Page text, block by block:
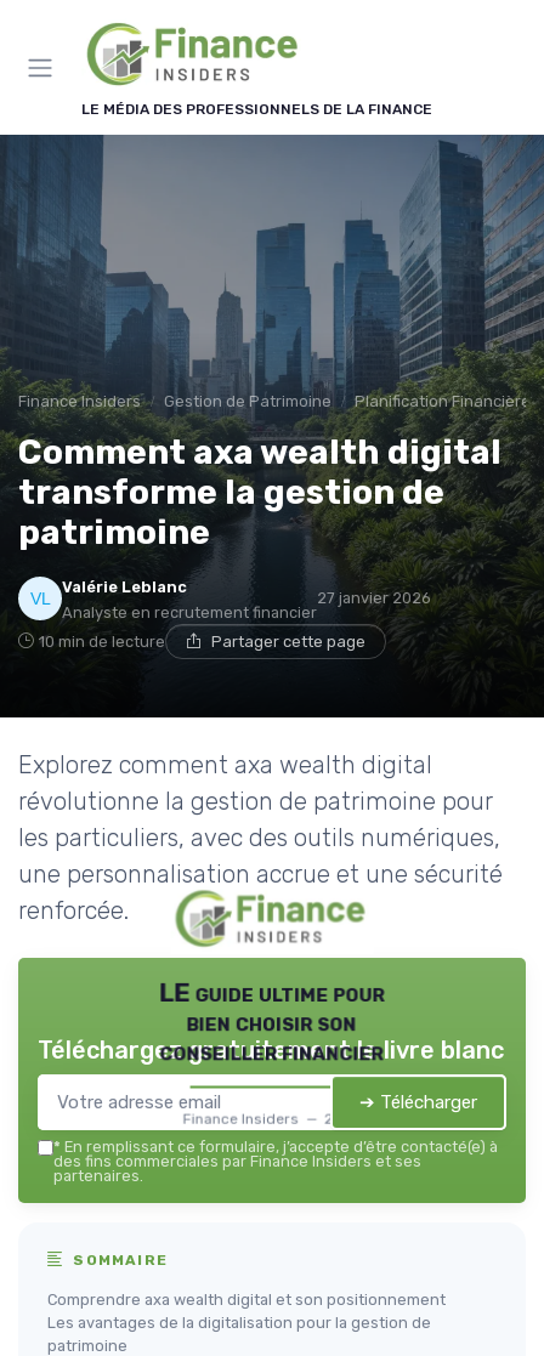
LE MÉDIA DES PROFESSIONNELS DE LA FINANCE
Finance Insiders Gestion de Patrimoine Planification Financière
Comment axa wealth digital
transforme la gestion de
patrimoine
Valérie Leblanc
Analyste en recrutement financier
27 janvier 2026
10 min de lecture Partager cette page
Explorez comment axa wealth digital
révolutionne la gestion de patrimoine pour
les particuliers, avec des outils numériques,
une personnalisation accrue et une sécurité
renforcée.
LE guide ultime pour
bien choisir son
conseiller financier
Finance Insiders — 2026
Téléchargez gratuitement le livre blanc
➔ Télécharger
* En remplissant ce formulaire, j’accepte d’être contacté(e) à
des fins commerciales par Finance Insiders et ses
partenaires.
SOMMAIRE
Comprendre axa wealth digital et son positionnement
Les avantages de la digitalisation pour la gestion de
patrimoine